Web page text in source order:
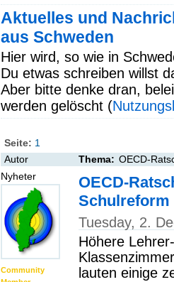
Aktuelles und
aus Schweden
Hier wird, so wie in
Du etwas schreiben willst
Aber bitte denke dran,
werden gelöscht (
Seite: 1
Autor
Thema: OECD-
Nyheter
Community
OECD-
Schulreform
Tuesday, 2.
Höhere
lauten einige